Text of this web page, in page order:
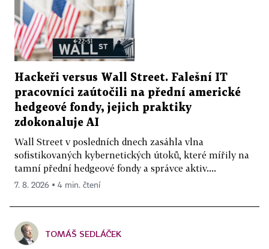
Hackeři versus Wall Street. Falešní IT
pracovníci zaútočili na přední americké
hedgeové fondy, jejich praktiky
zdokonaluje AI
Wall Street v posledních dnech zasáhla vlna
sofistikovaných kybernetických útoků, které mířily na
tamní přední hedgeové fondy a správce aktiv....
7. 8. 2026 ▪ 4 min. čtení
TOMÁŠ SEDLÁČEK